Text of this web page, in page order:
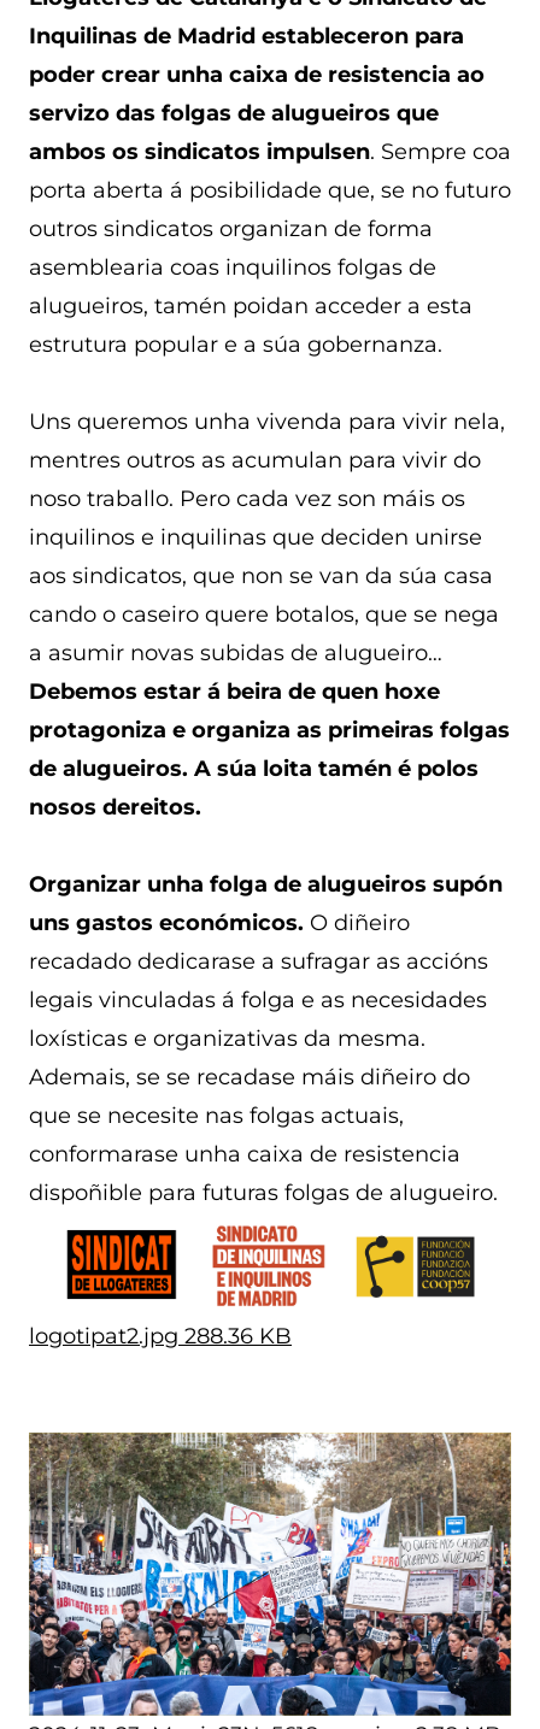
Inquilinas de Madrid estableceron para
poder crear unha caixa de resistencia ao
servizo das folgas de alugueiros que
ambos os sindicatos impulsen. Sempre coa
porta aberta á posibilidade que, se no futuro
outros sindicatos organizan de forma
asemblearia coas inquilinos folgas de
alugueiros, tamén poidan acceder a esta
estrutura popular e a súa gobernanza.
Uns queremos unha vivenda para vivir nela,
mentres outros as acumulan para vivir do
noso traballo. Pero cada vez son máis os
inquilinos e inquilinas que deciden unirse
aos sindicatos, que non se van da súa casa
cando o caseiro quere botalos, que se nega
a asumir novas subidas de alugueiro…
Debemos estar á beira de quen hoxe
protagoniza e organiza as primeiras folgas
de alugueiros. A súa loita tamén é polos
nosos dereitos.
Organizar unha folga de alugueiros supón
uns gastos económicos. O diñeiro
recadado dedicarase a sufragar as accións
legais vinculadas á folga e as necesidades
loxísticas e organizativas da mesma.
Ademais, se se recadase máis diñeiro do
que se necesite nas folgas actuais,
conformarase unha caixa de resistencia
dispoñible para futuras folgas de alugueiro.
logotipat2.jpg 288.36 KB